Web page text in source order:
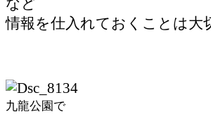
など
情報を仕入れておくことは大
九龍公園で